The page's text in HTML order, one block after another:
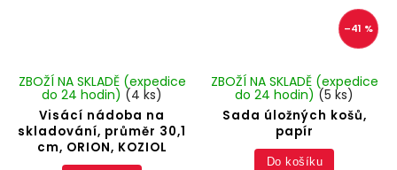
Visácí nádoba na
skladování, průměr 30,1
cm, ORION, KOZIOL
ZBOŽÍ NA SKLADĚ (expedice
do 24 hodin) (4 ks)
–41 %
Sada úložných košů,
papír
ZBOŽÍ NA SKLADĚ (expedice
do 24 hodin) (5 ks)
Do košíku